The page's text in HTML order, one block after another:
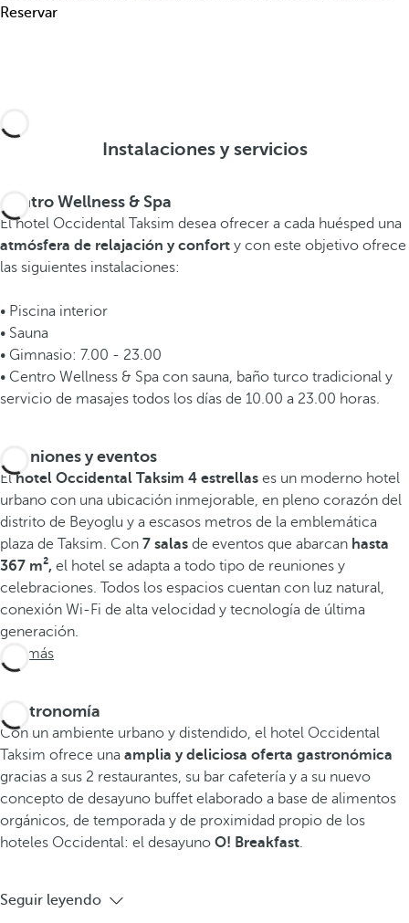
Reservar
Instalaciones y servicios
Centro Wellness & Spa
El hotel Occidental Taksim desea ofrecer a cada huésped una
atmósfera de relajación y confort y con este objetivo ofrece
las siguientes instalaciones:
• Piscina interior
• Sauna
• Gimnasio: 7.00 - 23.00
• Centro Wellness & Spa con sauna, baño turco tradicional y
servicio de masajes todos los días de 10.00 a 23.00 horas.
Reuniones y eventos
Elhotel Occidental Taksim 4 estrellas es un moderno hotel
urbano con una ubicación inmejorable, en pleno corazón del
distrito de Beyoglu y a escasos metros de la emblemática
plaza de Taksim. Con 7 salas de eventos que abarcan hasta
367 m², el hotel se adapta a todo tipo de reuniones y
celebraciones. Todos los espacios cuentan con luz natural,
conexión Wi-Fi de alta velocidad y tecnología de última
generación.
Ver más
Gastronomía
Con un ambiente urbano y distendido, el hotel Occidental
Taksim ofrece una amplia y deliciosa oferta gastronómica
gracias a sus 2 restaurantes, su bar cafetería y a su nuevo
concepto de desayuno buffet elaborado a base de alimentos
orgánicos, de temporada y de proximidad propio de los
hoteles Occidental: el desayuno O! Breakfast.
Seguir leyendo